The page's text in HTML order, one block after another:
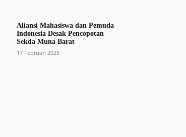
Aliansi Mahasiswa dan Pemuda
Indonesia Desak Pencopotan
Sekda Muna Barat
17 Februari 2025